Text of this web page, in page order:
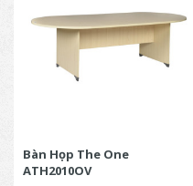
Bàn Họp The One
ATH2010OV